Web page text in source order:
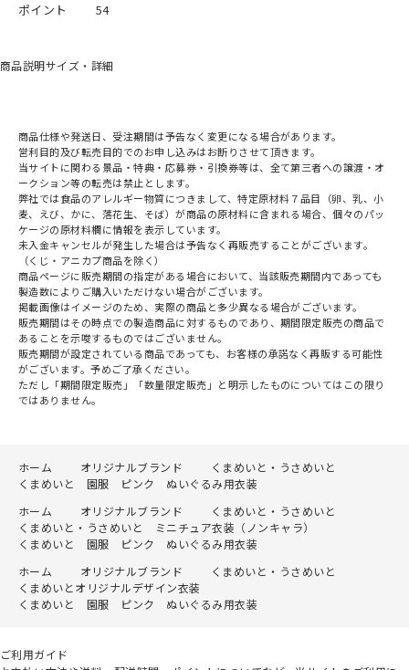
ポイント
54
商品説明サイズ・詳細
商品仕様や発送日、受注期間は予告なく変更になる場合があります。
営利目的及び転売目的でのお申し込みはお断りさせて頂きます。
当サイトに関わる景品・特典・応募券・引換券等は、全て第三者への譲渡・オ
ークション等の転売は禁止とします。
弊社では食品のアレルギー物質につきまして、特定原材料７品目（卵、乳、小
麦、えび、かに、落花生、そば）が商品の原材料に含まれる場合、個々のパッ
ケージの原材料欄に情報を表示しています。
未入金キャンセルが発生した場合は予告なく再販売することがございます。
（くじ・アニカプ商品を除く）
商品ページに販売期間の指定がある場合において、当該販売期間内であっても
製造数によりご購入いただけない場合がございます。
掲載画像はイメージのため、実際の商品と多少異なる場合がございます。
販売期間はその時点での製造商品に対するものであり、期間限定販売の商品で
あることを示唆するものではございません。
販売期間が設定されている商品であっても、お客様の承諾なく再販する可能性
がございます。予めご了承ください。
ただし「期間限定販売」「数量限定販売」と明示したものについてはこの限り
ではありません。
ホーム オリジナルブランド
くまめいと・うさめいと
くまめいと 園服 ピンク ぬいぐるみ用衣装
ホーム
オリジナルブランド
くまめいと・うさめいと
くまめいと・うさめいと ミニチュア衣装（ノンキャラ）
くまめいと 園服 ピンク ぬいぐるみ用衣装
ホーム
オリジナルブランド
くまめいと・うさめいと
くまめいとオリジナルデザイン衣装
くまめいと 園服 ピンク ぬいぐるみ用衣装
ご利用ガイド